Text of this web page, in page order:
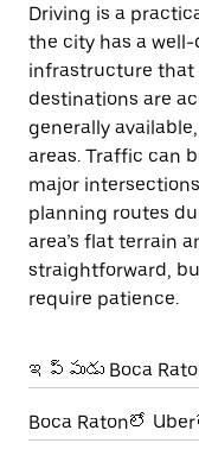
Driving is a
the city has a
infrastructure that
destinations are
generally
areas. Traffic can
major
planning routes
area’s flat terrain
straightforward,
require patience.
ఇప్పుడు Boca
Boca Ratonలో